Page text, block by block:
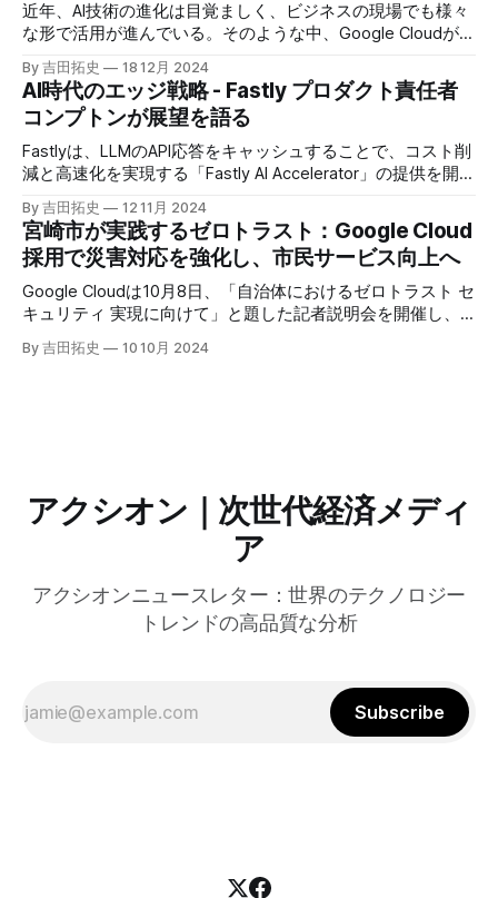
近年、AI技術の進化は目覚ましく、ビジネスの現場でも様々
な形で活用が進んでいる。そのような中、Google Cloudが新
たに発表したGoogle Agentspaceは、いま注目を集めるAIエ
ージェントがエンタープライズITを大きく変革する予兆と言
えるだろう。
By 吉田拓史 18 12月 2024
AI時代のエッジ戦略 - Fastly プロダクト責任者
コンプトンが展望を語る
Fastlyは、LLMのAPI応答をキャッシュすることで、コスト削
減と高速化を実現する「Fastly AI Accelerator」の提供を開始
した。キップ・コンプトン最高プロダクト責任者（CPO）
は、類似した質問への応答を再利用し、効率的な処理を可能
にすると説明した。さらに、コンプトンは、エッジコンピュ
ーティングの利点を活かしたパーソナライズや、エッジにお
けるGPUの経済性、セキュリティへの取り組みなど、Fastly
のAI戦略について語った。
By 吉田拓史 12 11月 2024
宮崎市が実践するゼロトラスト：Google Cloud
採用で災害対応を強化し、市民サービス向上へ
Google Cloudは10月8日、「自治体におけるゼロトラスト セ
キュリティ 実現に向けて」と題した記者説明会を開催し、
自治体向けにゼロトラストセキュリティ導入を支援するプロ
グラムを発表した。宮崎市の事例では、Google Workspace
By 吉田拓史 10 10月 2024
アクシオン｜次世代経済メディ
ア
アクシオンニュースレター：世界のテクノロジー
トレンドの高品質な分析
Subscribe